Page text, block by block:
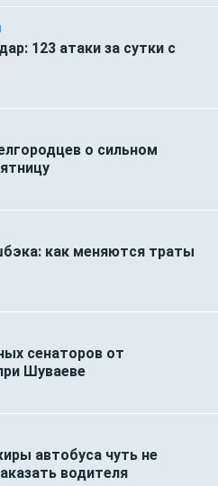
123 атаки за сутки с
о сильном
как меняются траты
сенаторов от
Шуваеве
автобуса чуть не
водителя